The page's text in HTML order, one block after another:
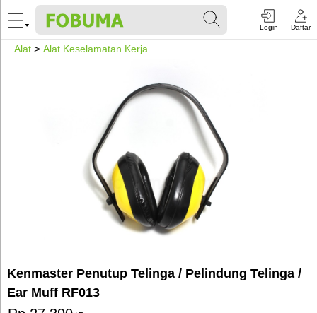
Login Daftar
Alat > Alat Keselamatan Kerja
Kenmaster Penutup Telinga / Pelindung Telinga /
Ear Muff RF013